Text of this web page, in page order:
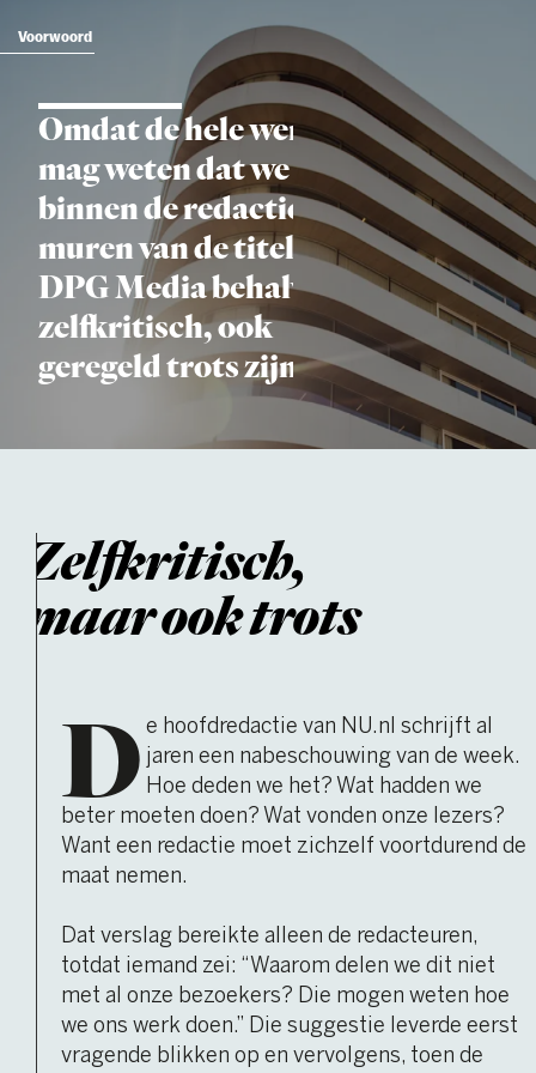
Voorwoord
Omdat de hele wereld
mag weten dat we
binnen de redactie­
muren van de titels van
DPG Media behalve
zelfkritisch, ook
geregeld trots zijn.
Zelfkritisch,
maar ook trots
D e hoofdredactie van NU.nl schrijft al
jaren een na­beschouwing van de week.
Hoe deden we het? Wat hadden we
beter moeten doen? Wat vonden onze lezers?
Want een redactie moet zichzelf voortdurend de
maat nemen.
Dat verslag bereikte alleen de redacteuren,
totdat iemand zei: “Waarom delen we dit niet
met al onze bezoekers? Die mogen weten hoe
we ons werk doen.” Die suggestie leverde eerst
vragende blikken op en ver­volgens, toen de